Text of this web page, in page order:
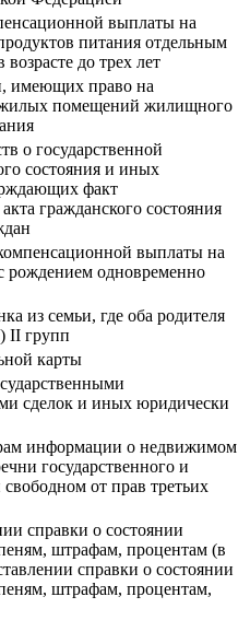
выплаты на
питания отдельным
до трех лет
имеющих право на
жилых помещений жилищного
о государственной
состояния и иных
факт
гражданского состояния
выплаты на
рождением одновременно
из семьи, где оба родителя
II групп
карты
сделок и иных юридически
информации о недвижимом
государственного и
от прав третьих
справки о состоянии
штрафам, процентам (в
справки о состоянии
штрафам, процентам,